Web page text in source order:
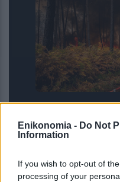
Enikonomia - Do Not
Information
If you wish to opt-out of
processing of your
Κορινθία και
αμέλεια